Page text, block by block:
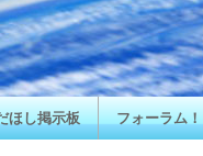
ほし掲示板 フォーラム！